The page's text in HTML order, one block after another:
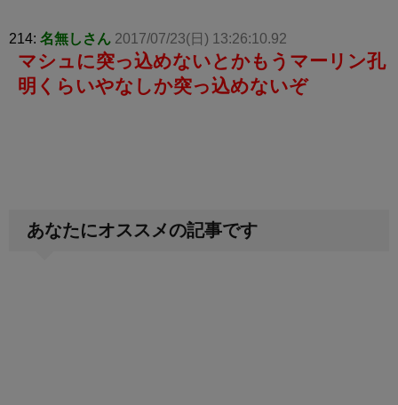
214: 名無しさん 2017/07/23(日) 13:26:10.92
マシュに突っ込めないとかもうマーリン孔
明くらいやなしか突っ込めないぞ
あなたにオススメの記事です